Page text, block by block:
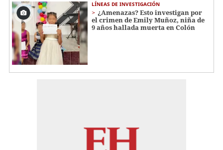
LÍNEAS DE INVESTIGACIÓN
¿Amenazas? Esto investigan por
el crimen de Emily Muñoz, niña de
9 años hallada muerta en Colón